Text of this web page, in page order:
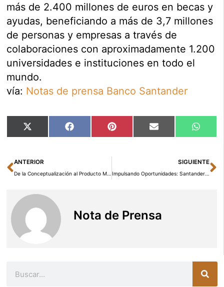
más de 2.400 millones de euros en becas y
ayudas, beneficiando a más de 3,7 millones
de personas y empresas a través de
colaboraciones con aproximadamente 1.200
universidades e instituciones en todo el
mundo.
vía: Notas de prensa Banco Santander
Compartir
en
X
(Twitter)
Compartir
en
Facebook Compartir
en
Pinterest Compartir
en
Email
en
Ant
ANTERIOR
De la Conceptualización al Producto Mínimo Viable: Errores Habituales a Esquivar
SIGUIENTE
Impulsando Oportunidades: Santander y Fundación Universia Fortalecen el Acceso al Empleo de Universitarios con Discapacidad a Través del Programa In-Mentoring
Nota de Prensa